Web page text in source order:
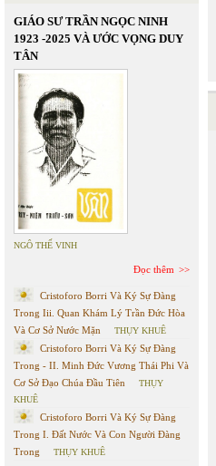
GIÁO SƯ TRẦN NGỌC NINH
1923 -2025 VÀ ƯỚC VỌNG DUY
TÂN
NGÔ THẾ VINH
Đọc thêm
Cristoforo Borri Và Ký Sự Đàng
Trong Iii. Quan Khám Lý Trần Đức Hòa
Và Cơ Sở Nước Mặn
THỤY KHUÊ
Cristoforo Borri Và Ký Sự Đàng
Trong - II. Minh Đức Vương Thái Phi Và
Cơ Sở Đạo Chúa Đầu Tiên
THỤY
KHUÊ
Cristoforo Borri Và Ký Sự Đàng
Trong I. Đất Nước Và Con Người Đàng
Trong
THỤY KHUÊ